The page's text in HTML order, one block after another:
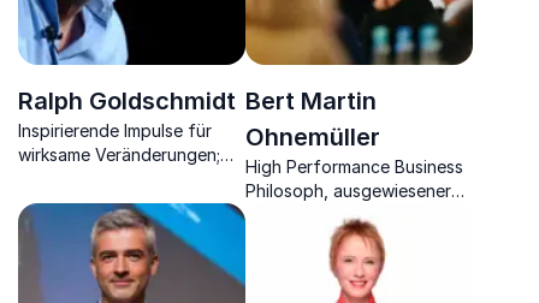
Ralph Goldschmidt
Inspirierende Impulse für
wirksame Veränderungen;
Bert Martin
Ohnemüller
High Performance Business
Philosoph, ausgewiesener
Experte in Leadership,
Change und Team-
Performance, Autor